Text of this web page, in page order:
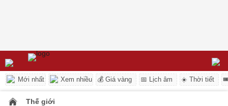
Mới nhất Xem nhiều 💰 Giá vàng 📅 Lịch âm ☀️ Thời tiết
Thế giới